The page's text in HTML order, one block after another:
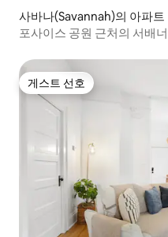
사바나(Savannah)의 아파트
포사이스 공원 근처의 서배
게스트 선호
게스트 선호